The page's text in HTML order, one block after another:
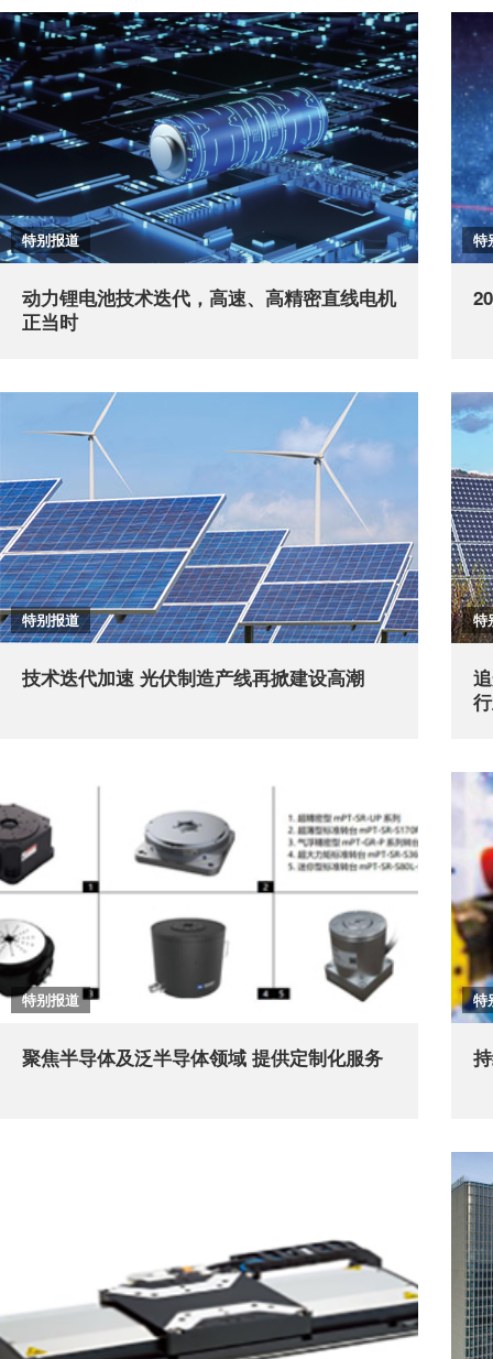
特别报道
动力锂电池技术迭代，高速、高精密直线电机
正当时
特
特别报道
技术迭代加速 光伏制造产线再掀建设高潮
特
特别报道
聚焦半导体及泛半导体领域 提供定制化服务
特